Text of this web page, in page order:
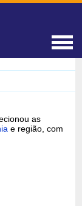
as
e região, com